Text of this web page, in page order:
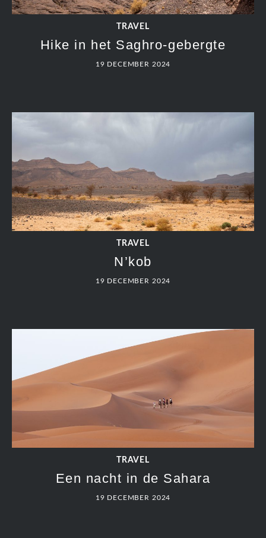
TRAVEL
Hike in het Saghro-gebergte
19 DECEMBER 2024
TRAVEL
N’kob
19 DECEMBER 2024
TRAVEL
Een nacht in de Sahara
19 DECEMBER 2024